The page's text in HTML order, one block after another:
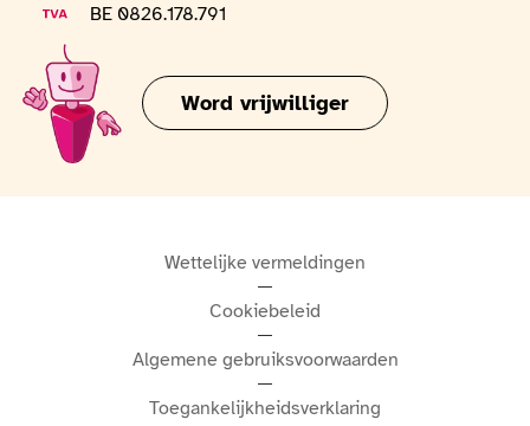
BTW-nummer
BE 0826.178.791
Word vrijwilliger
Wettelijke vermeldingen
Cookiebeleid
Algemene gebruiksvoorwaarden
Toegankelijkheidsverklaring